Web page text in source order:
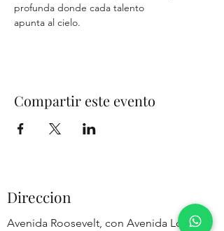
profunda donde cada talento
apunta al cielo.
Compartir este evento
Direccion
Avenida Roosevelt, con Avenida Los